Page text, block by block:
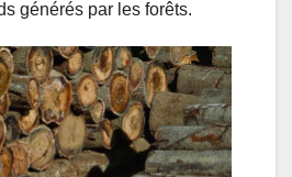
générés par les forêts.